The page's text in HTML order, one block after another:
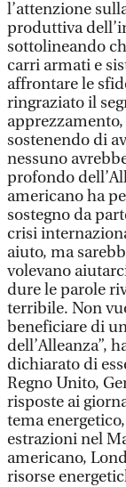
l’attenzione
produttiva
sottolineando
carri armati e
affrontare le
ringraziato il
sostenendo di
nessuno
profondo
americano ha
sostegno da
crisi
aiuto, ma
volevano
dure le parole
terribile. Non
beneficiare di
dell’Alleanza”,
dichiarato di
Regno Unito,
risposte ai
tema
estrazioni nel
americano,
risorse